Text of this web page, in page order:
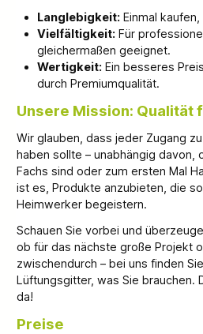
Langlebigkeit:Einmal kaufen,
Vielfältigkeit:Für
gleichermaßen geeignet.
Wertigkeit:Ein besseres
durch Premiumqualität.
Unsere Mission: Qualität
Wir glauben, dass jeder Zugang
haben sollte – unabhängig davon,
Fachs sind oder zum ersten Mal
ist es, Produkte anzubieten, die
Heimwerker begeistern.
Schauen Sie vorbei und
ob für das nächste große Projekt
zwischendurch – bei uns finden
Lüftungsgitter, was Sie brauchen.
da!
Preise